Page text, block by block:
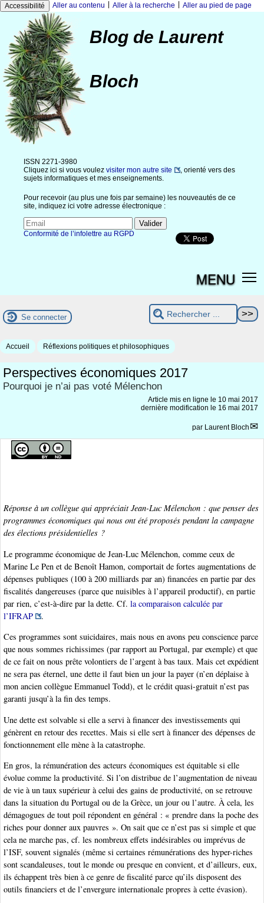
Accessibilité Aller au contenu Aller à la recherche Aller au pied de page
Blog de Laurent
Bloch
ISSN 2271-3980
Cliquez ici si vous voulez visiter mon autre site
, orienté vers des
sujets informatiques et mes enseignements.
Pour recevoir (au plus une fois par semaine) les nouveautés de ce
site, indiquez ici votre adresse électronique :
Conformité de l’infolettre au RGPD
MENU
Se connecter
Accueil Réflexions politiques et philosophiques
Perspectives économiques 2017
Pourquoi je n’ai pas voté Mélenchon
Article mis en ligne le 10 mai 2017
dernière modification le 16 mai 2017
par Laurent Bloch
Réponse à un collègue qui appréciait Jean-Luc Mélenchon : que penser des
programmes économiques qui nous ont été proposés pendant la campagne
des élections présidentielles ?
Le programme économique de Jean-Luc Mélenchon, comme ceux de
Marine Le Pen et de Benoît Hamon, comportait de fortes augmentations de
dépenses publiques (100 à 200 milliards par an) financées en partie par des
fiscalités dangereuses (parce que nuisibles à l’appareil productif), en partie
par rien, c’est-à-dire par la dette. Cf. la comparaison calculée par
l’IFRAP
.
Ces programmes sont suicidaires, mais nous en avons peu conscience parce
que nous sommes richissimes (par rapport au Portugal, par exemple) et que
de ce fait on nous prête volontiers de l’argent à bas taux. Mais cet expédient
ne sera pas éternel, une dette il faut bien un jour la payer (n’en déplaise à
mon ancien collègue Emmanuel Todd), et le crédit quasi-gratuit n’est pas
garanti jusqu’à la fin des temps.
Une dette est solvable si elle a servi à financer des investissements qui
génèrent en retour des recettes. Mais si elle sert à financer des dépenses de
fonctionnement elle mène à la catastrophe.
En gros, la rémunération des acteurs économiques est équitable si elle
évolue comme la productivité. Si l’on distribue de l’augmentation de niveau
de vie à un taux supérieur à celui des gains de productivité, on se retrouve
dans la situation du Portugal ou de la Grèce, un jour ou l’autre. À cela, les
démagogues de tout poil répondent en général : « prendre dans la poche des
riches pour donner aux pauvres ». On sait que ce n’est pas si simple et que
cela ne marche pas, cf. les nombreux effets indésirables ou imprévus de
l’ISF, souvent signalés (même si certaines rémunérations des hyper-riches
sont scandaleuses, tout le monde ou presque en convient, et d’ailleurs, eux,
ils échappent très bien à ce genre de fiscalité parce qu’ils disposent des
outils financiers et de l’envergure internationale propres à cette évasion).